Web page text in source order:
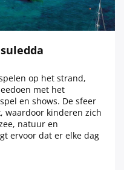
op het strand,
met het
en shows. De sfeer
waardoor kinderen zich
natuur en
ervoor dat er elke dag